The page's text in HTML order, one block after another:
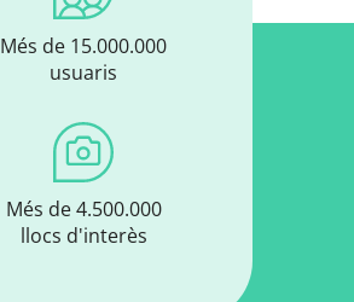
Més de 15.000.000
usuaris
Més de 4.500.000
llocs d'interès